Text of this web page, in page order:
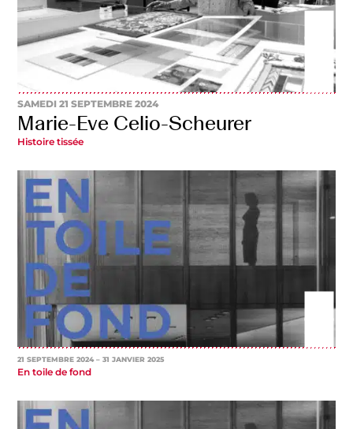
SAMEDI 21 SEPTEMBRE 2024
Marie-Eve Celio-Scheurer
Histoire tissée
21 SEPTEMBRE 2024– 31 JANVIER 2025
En toile de fond